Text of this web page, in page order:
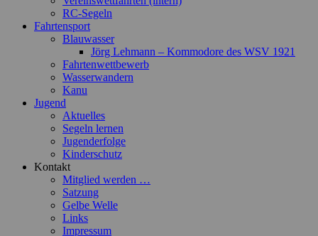
RC-Segeln
Fahrtensport
Blauwasser
Jörg Lehmann – Kommodore des WSV 1921
Fahrtenwettbewerb
Wasserwandern
Kanu
Jugend
Aktuelles
Segeln lernen
Jugenderfolge
Kinderschutz
Kontakt
Mitglied werden …
Satzung
Gelbe Welle
Links
Impressum